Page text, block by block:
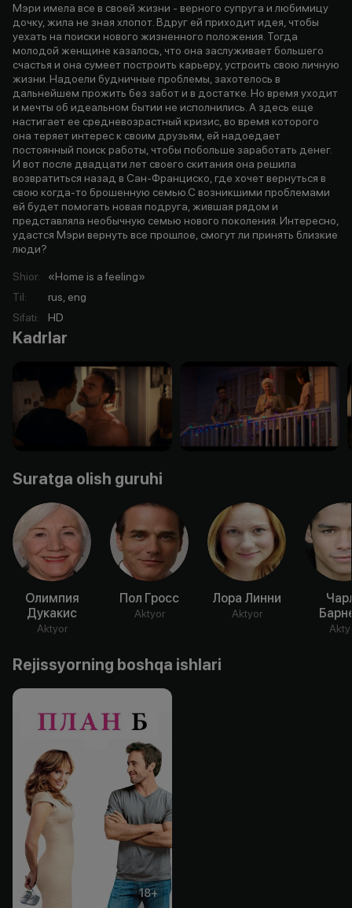
Мэри имела все в своей жизни - верного супруга и любимицу
дочку, жила не зная хлопот. Вдруг ей приходит идея, чтобы
уехать на поиски нового жизненного положения. Тогда
молодой женщине казалось, что она заслуживает большего
счастья и она сумеет построить карьеру, устроить свою личную
жизни. Надоели будничные проблемы, захотелось в
дальнейшем прожить без забот и в достатке. Но время уходит
и мечты об идеальном бытии не исполнились. А здесь еще
настигает ее средневозрастный кризис, во время которого
она теряет интерес к своим друзьям, ей надоедает
постоянный поиск работы, чтобы побольше заработать денег.
И вот после двадцати лет своего скитания она решила
возвратиться назад в Сан-Франциско, где хочет вернуться в
свою когда-то брошенную семью.С возникшими проблемами
ей будет помогать новая подруга, жившая рядом и
представляла необычную семью нового поколения. Интересно,
удастся Мэри вернуть все прошлое, смогут ли принять близкие
люди?
Shior:
«Home is a feeling»
Til:
rus, eng
Sifati: HD
Kadrlar
Suratga olish guruhi
Олимпия
Дукакис
Aktyor
Пол Гросс
Aktyor
Лора Линни
Aktyor
Rejissyorning boshqa ishlari
18+